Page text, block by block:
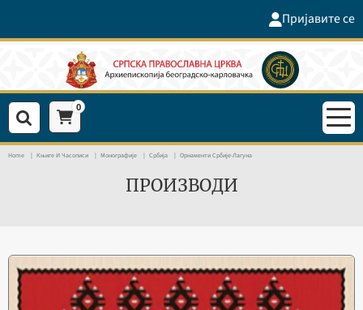
Пријавите се
0
Home Књиге И Часописи Монографије Србија Орнаменти Србије-Лагуна
ПРОИЗВОДИ